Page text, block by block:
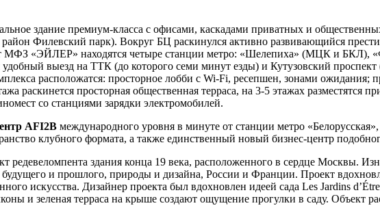
здание премиум-класса с офисами, каскадами приватных и
Филевский парк). Вокруг БЦ раскинулся активно развивающийся
МФЗ «ЭЙЛЕР» находятся четыре станции метро: «Шелепиха» (МЦК и
выезд на ТТК (до которого семи минут езды) и Кутузовский
расположатся: просторное лобби с Wi-Fi, ресепшен, зонами ожидания;
раскинется просторная общественная терраса, на 3-5 этажах разместятся
со станциями зарядки электромобилей.
AFI2B международного уровня в минуте от станции метро
клубного формата, а также единственный новый бизнес-центр
редевеломпента здания конца 19 века, расположенного в сердце Москвы.
и прошлого, природы и дизайна, России и Франции. Проект
искусства. Дизайнер проекта был вдохновлен идеей сада Les Jardins
и зеленая терраса на крыше создают ощущение прогулки в саду. Объект